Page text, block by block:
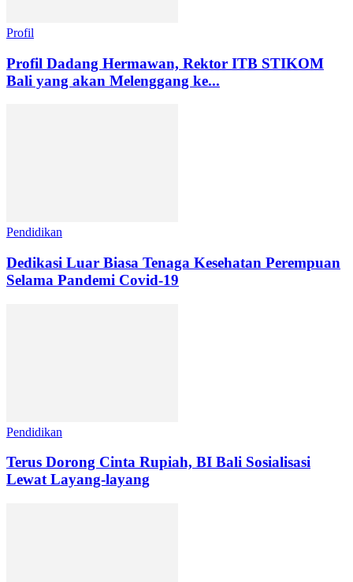
Profil
Profil Dadang Hermawan, Rektor ITB STIKOM
Bali yang akan Melenggang ke...
Pendidikan
Dedikasi Luar Biasa Tenaga Kesehatan Perempuan
Selama Pandemi Covid-19
Pendidikan
Terus Dorong Cinta Rupiah, BI Bali Sosialisasi
Lewat Layang-layang